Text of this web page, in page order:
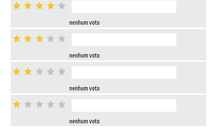
nenhum voto
nenhum voto
nenhum voto
nenhum voto